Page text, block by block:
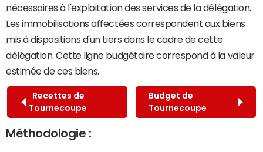
nécessaires à l'exploitation des services de la délégation.
Les immobilisations affectées correspondent aux biens
mis à dispositions d'un tiers dans le cadre de cette
délégation. Cette ligne budgétaire correspond à la valeur
estimée de ces biens.
Recettes de
Tournecoupe
Budget de
Tournecoupe
Méthodologie :